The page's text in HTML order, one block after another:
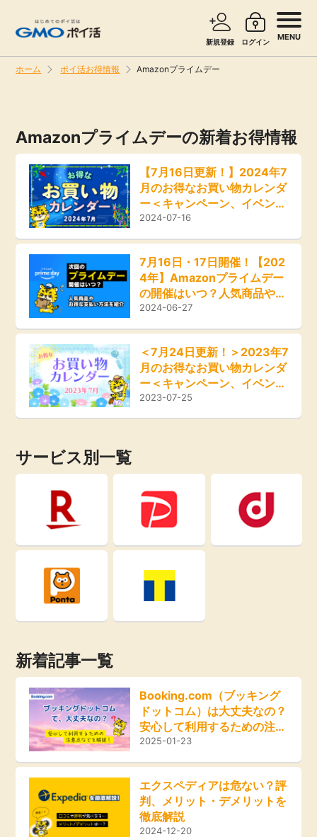
新規登録 ログイン MENU
ホーム ポイ活お得情報 Amazonプライムデー
お知らせ
新着
高還元
無料
即日還元
アンケート
ゲーム
買い物
モニター
ポイ活お得情報
お友達紹介
毎日ゲット
特集一覧
GMOポイ活の使い方
ヘルプセンター
旅行・レンタカー
無料サービス
エンタメ
クレジットカード
暮らし
引っ越し
買取・査定
学び
進学・教育
美容・健康
有料サービス
銀行・金融・投資
家計の固定費
Amazonプライムデーの新着お得情報
【7月16日更新！】2024年7
月のお得なお買い物カレンダ
ー＜キャンペーン、イベン
ト、セール情報＞
2024-07-16
7月16日・17日開催！【202
4年】Amazonプライムデー
の開催はいつ？人気商品やお
得な支払い方法を紹介
2024-06-27
＜7月24日更新！＞2023年7
月のお得なお買い物カレンダ
ー＜キャンペーン、イベン
ト、セール情報＞
2023-07-25
サービス別一覧
新着記事一覧
Booking.com（ブッキング
ドットコム）は大丈夫なの？
安心して利用するための注意
点などを解説！
2025-01-23
エクスペディアは危ない？評
判、メリット・デメリットを
徹底解説
2024-12-20